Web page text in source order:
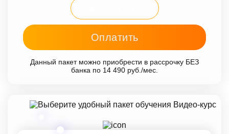
Оплатить
Данный пакет можно приобрести в рассрочку БЕЗ
банка по 14 490 руб./мес.